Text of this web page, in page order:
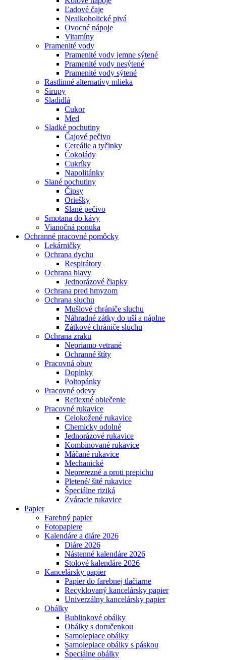
Ľadové čaje
Nealkoholické pivá
Ovocné nápoje
Vitamíny
Pramenité vody
Pramenité vody jemne sýtené
Pramenité vody nesýtené
Pramenité vody sýtené
Rastlinné alternatívy mlieka
Sirupy
Sladidlá
Cukor
Med
Sladké pochutiny
Čajové pečivo
Cereálie a tyčinky
Čokolády
Cukríky
Napolitánky
Slané pochutiny
Čipsy
Oriešky
Slané pečivo
Smotana do kávy
Vianočná ponuka
Ochranné pracovné pomôcky
Lekárničky
Ochrana dychu
Respirátory
Ochrana hlavy
Jednorázové čiapky
Ochrana pred hmyzom
Ochrana sluchu
Mušlové chrániče sluchu
Náhradné zátky do uší a náplne
Zátkové chrániče sluchu
Ochrana zraku
Nepriamo vetrané
Ochranné štíty
Pracovná obuv
Doplnky
Poltopánky
Pracovné odevy
Reflexné oblečenie
Pracovné rukavice
Celokožené rukavice
Chemicky odolné
Jednorázové rukavice
Kombinované rukavice
Máčané rukavice
Mechanické
Neprerezné a proti prepichu
Pletené/ šité rukavice
Špeciálne riziká
Zváracie rukavice
Papier
Farebný papier
Fotopapiere
Kalendáre a diáre 2026
Diáre 2026
Nástenné kalendáre 2026
Stolové kalendáre 2026
Kancelársky papier
Papier do farebnej tlačiarne
Recyklovaný kancelársky papier
Univerzálny kancelársky papier
Obálky
Bublinkové obálky
Obálky s doručenkou
Samolepiace obálky
Samolepiace obálky s páskou
Špeciálne obálky